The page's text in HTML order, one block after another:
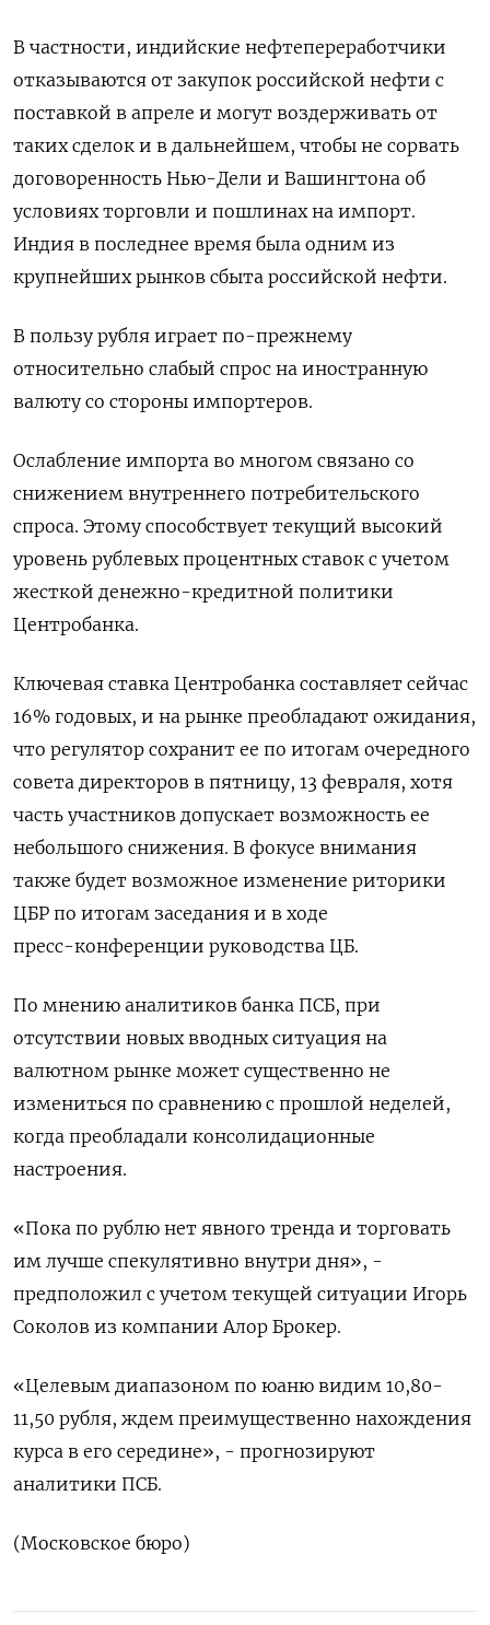
В частности, индийские нефтепереработчики
отказываются от закупок российской нефти с
поставкой в апреле и могут воздерживать от
таких сделок и в дальнейшем, чтобы не сорвать
договоренность Нью-Дели и Вашингтона об
условиях торговли и пошлинах на импорт.
Индия в последнее время была одним из
крупнейших рынков сбыта российской нефти.
В пользу рубля играет по-прежнему
относительно слабый спрос на иностранную
валюту со стороны импортеров.
Ослабление импорта во многом связано со
снижением внутреннего потребительского
спроса. Этому способствует текущий высокий
уровень рублевых процентных ставок с учетом
жесткой денежно-кредитной политики
Центробанка.
Ключевая ставка Центробанка составляет сейчас
16% годовых, и на рынке ‍преобладают ожидания,
что регулятор сохранит ее по итогам ‍очередного
совета директоров в пятницу, 13 февраля, хотя
часть участников допускает возможность ее
небольшого снижения. В фокусе внимания
также будет возможное изменение риторики
ЦБР по итогам заседания и в ходе
пресс-‍конференции руководства ЦБ.
По мнению аналитиков банка ПСБ, при
отсутствии новых вводных ситуация на
валютном рынке может существенно не
измениться по сравнению с прошлой неделей,
когда преобладали консолидационные
настроения.
«Пока по рублю нет явного тренда и торговать
им лучше спекулятивно внутри дня», -
предположил с ⁠учетом текущей ситуации Игорь
Соколов из компании Алор Брокер.
«Целевым диапазоном по юаню видим 10,80-
11,50 рубля, ждем преимущественно нахождения
курса в его середине», - прогнозируют
аналитики ПСБ.
(Московское бюро)